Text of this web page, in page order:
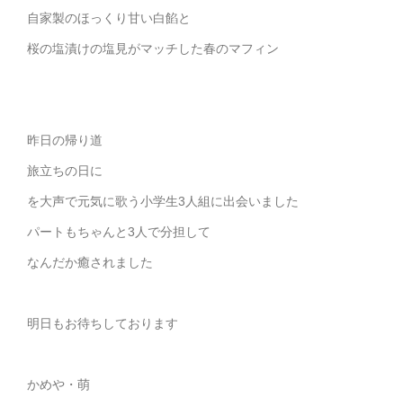
自家製のほっくり甘い白餡と
桜の塩漬けの塩見がマッチした春のマフィン
昨日の帰り道
旅立ちの日に
を大声で元気に歌う小学生3人組に出会いました
パートもちゃんと3人で分担して
なんだか癒されました
明日もお待ちしております
かめや・萌